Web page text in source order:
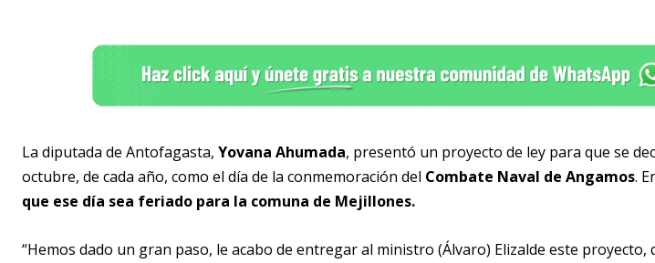
La diputada de Antofagasta, Yovana Ahumada, presentó un proyecto de ley para que se
octubre, de cada año, como el día de la conmemoración del Combate Naval de Angamos.
que ese día sea feriado para la comuna de Mejillones.
“Hemos dado un gran paso, le acabo de entregar al ministro (Álvaro) Elizalde este proyecto,